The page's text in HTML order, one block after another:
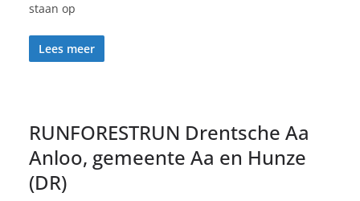
staan op
Lees meer
RUNFORESTRUN Drentsche Aa
Anloo, gemeente Aa en Hunze
(DR)